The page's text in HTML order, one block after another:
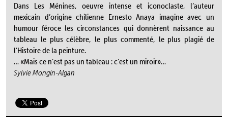
Dans Les Ménines, oeuvre intense et iconoclaste, l’auteur
mexicain d’origine chilienne Ernesto Anaya imagine avec un
humour féroce les circonstances qui donnèrent naissance au
tableau le plus célèbre, le plus commenté, le plus plagié de
l’Histoire de la peinture.
… «Mais ce n’est pas un tableau : c’est un miroir»…
Sylvie Mongin-Algan